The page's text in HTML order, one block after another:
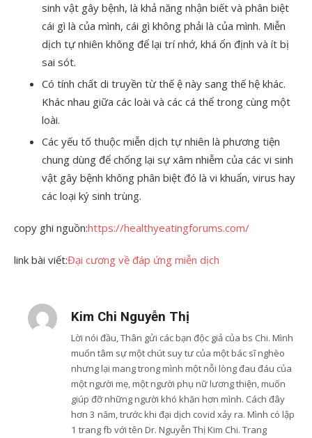
sinh vật gây bệnh, là khả năng nhận biết và phân biệt
cái gì là của mình, cái gì không phải là của mình. Miễn
dịch tự nhiên không để lại trí nhớ, khá ổn định và ít bị
sai sót.
Có tính chất di truyền từ thế ệ này sang thế hệ khác.
Khác nhau giữa các loài và các cá thể trong cùng một
loài.
Các yếu tố thuộc miễn dịch tự nhiên là phương tiện
chung dùng để chống lại sự xâm nhiễm của các vi sinh
vật gây bệnh không phân biệt đó là vi khuẩn, virus hay
các loại ký sinh trùng.
copy ghi nguồn:https://healthyeatingforums.com/
link bài viết:Đại cương về đáp ứng miễn dịch
Kim Chi Nguyễn Thị
Lời nói đầu, Thân gửi các bạn độc giả của bs Chi. Mình
muốn tâm sự một chút suy tư của một bác sĩ nghèo
nhưng lại mang trong mình một nỗi lòng đau đáu của
một người mẹ, một người phụ nữ lương thiện, muốn
giúp đỡ những người khó khăn hơn mình. Cách đây
hơn 3 năm, trước khi đại dịch covid xảy ra. Mình có lập
1 trang fb với tên Dr. Nguyễn Thị Kim Chi. Trang